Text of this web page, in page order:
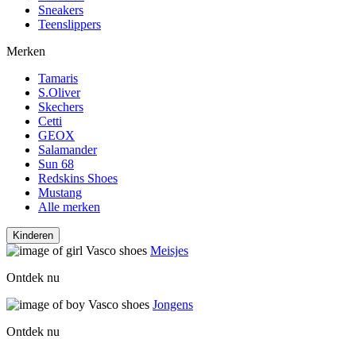
Sneakers
Teenslippers
Merken
Tamaris
S.Oliver
Skechers
Cetti
GEOX
Salamander
Sun 68
Redskins Shoes
Mustang
Alle merken
Kinderen
Meisjes
Ontdek nu
Jongens
Ontdek nu